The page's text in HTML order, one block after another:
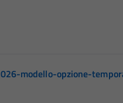
modello-opzione-